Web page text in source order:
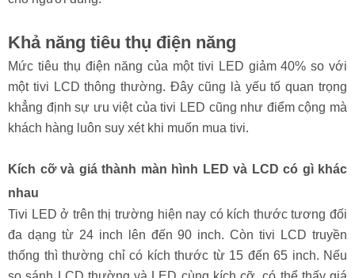
Khả năng tiêu thụ điện năng
Mức tiêu thụ điện năng của một tivi LED giảm 40% so với
một tivi LCD thông thường. Đây cũng là yếu tố quan trọng
khẳng định sự ưu việt của tivi LED cũng như điểm cộng mà
khách hàng luôn suy xét khi muốn mua tivi.
Kích cỡ và giá thành màn hình LED và LCD có gì khác
nhau
Tivi LED ở trên thị trường hiện nay có kích thước tương đối
đa dạng từ 24 inch lên đến 90 inch. Còn tivi LCD truyền
thống thì thường chỉ có kích thước từ 15 đến 65 inch. Nếu